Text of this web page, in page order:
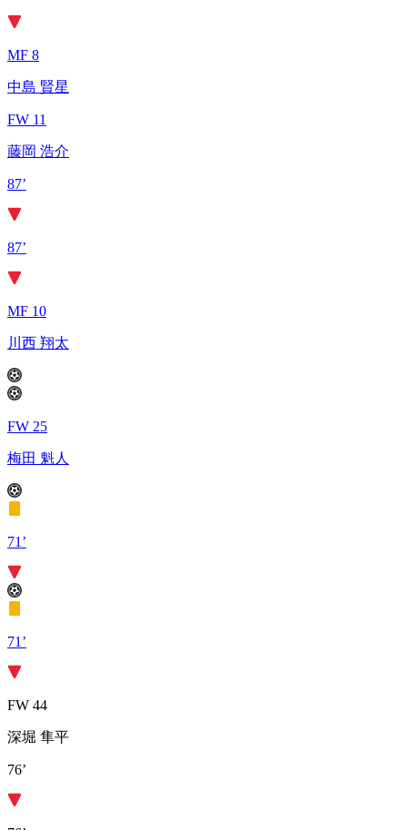
MF 8
中島 賢星
FW 11
藤岡 浩介
87’
87’
MF 10
川西 翔太
FW 25
梅田 魁人
71’
71’
FW 44
深堀 隼平
76’